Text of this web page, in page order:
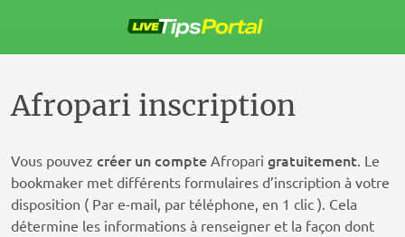
contenu
Afropari inscription
Vous pouvez créer uncompte Afropari gratuitement. Le
bookmaker met différents formulaires d’inscription à votre
disposition ( Par e-mail, par téléphone, en 1 clic ). Cela
détermine les informations à renseigner et la façon dont